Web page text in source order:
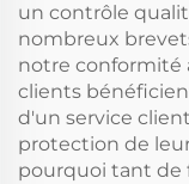
un contrôle
nombreux
notre conformité
clients
d'un service
protection de
pourquoi tant de